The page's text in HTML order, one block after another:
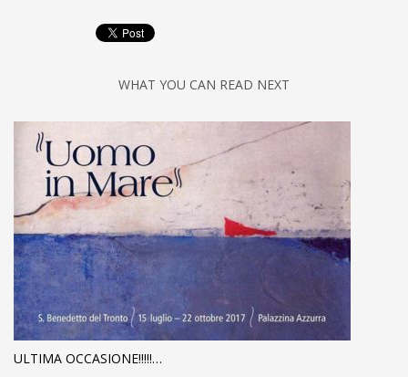
WHAT YOU CAN READ NEXT
ULTIMA OCCASIONE!!!!!…